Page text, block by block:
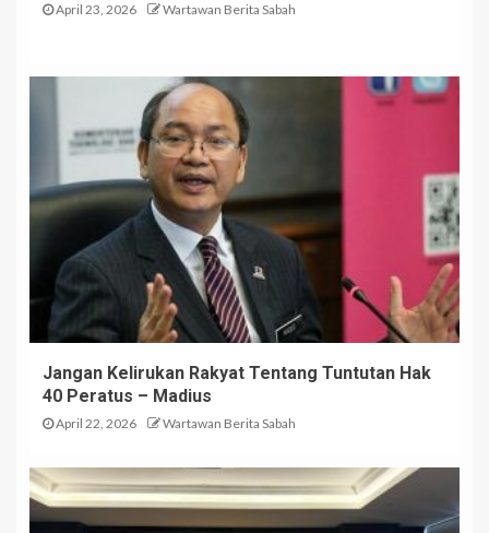
April 23, 2026 Wartawan Berita Sabah
Jangan Kelirukan Rakyat Tentang Tuntutan Hak
40 Peratus – Madius
April 22, 2026 Wartawan Berita Sabah